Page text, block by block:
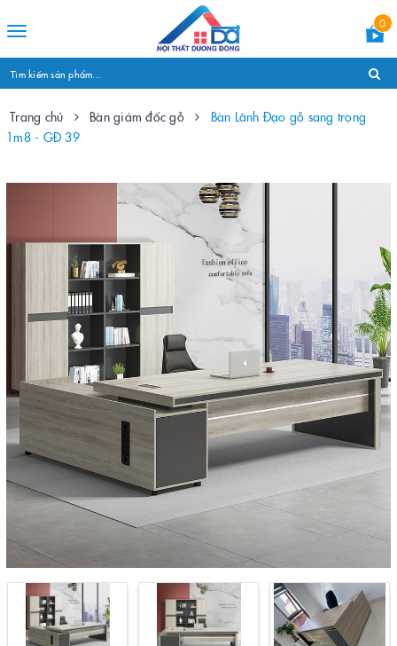
Toggle
0
Trang chủ Bàn giám đốc gỗ
Bàn Lãnh Đạo gỗ sang trọng
1m8 - GĐ 39